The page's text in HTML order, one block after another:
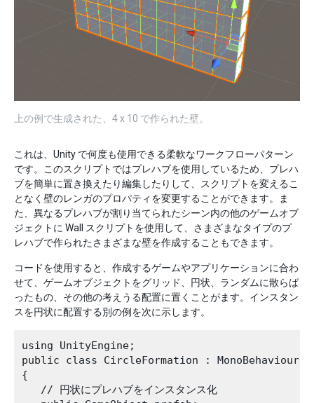
上の例で生成された、4 x 10 で作られた壁。
これは、Unity で何度も使用できる柔軟なワークフローパターン
です。このスクリプトではプレハブを使用しているため、プレハ
ブを簡単に置き換えたり編集したりして、スクリプトを変えるこ
となく壁のレンガのプロパティを変更することができます。ま
た、異なるプレハブが割り当てられたシーン内の他のゲームオブ
ジェクトに Wall スクリプトを使用して、さまざまなタイプのプ
レハブで作られたさまざまな壁を作成することもできます。
コードを使用すると、作成するゲームやアプリケーションに合わ
せて、ゲームオブジェクトをグリッド、円状、ランダムに散らば
ったもの、その他の考えうる配置に置くことがます。インスタン
スを円状に配置する別の例を次に示します。
using UnityEngine;
public class CircleFormation : MonoBehaviour
{
   // 円状にプレハブをインスタンス化